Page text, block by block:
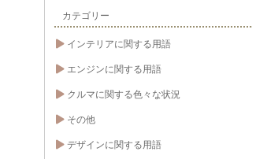
カテゴリー
インテリアに関する用語
エンジンに関する用語
クルマに関する色々な状況
その他
デザインに関する用語